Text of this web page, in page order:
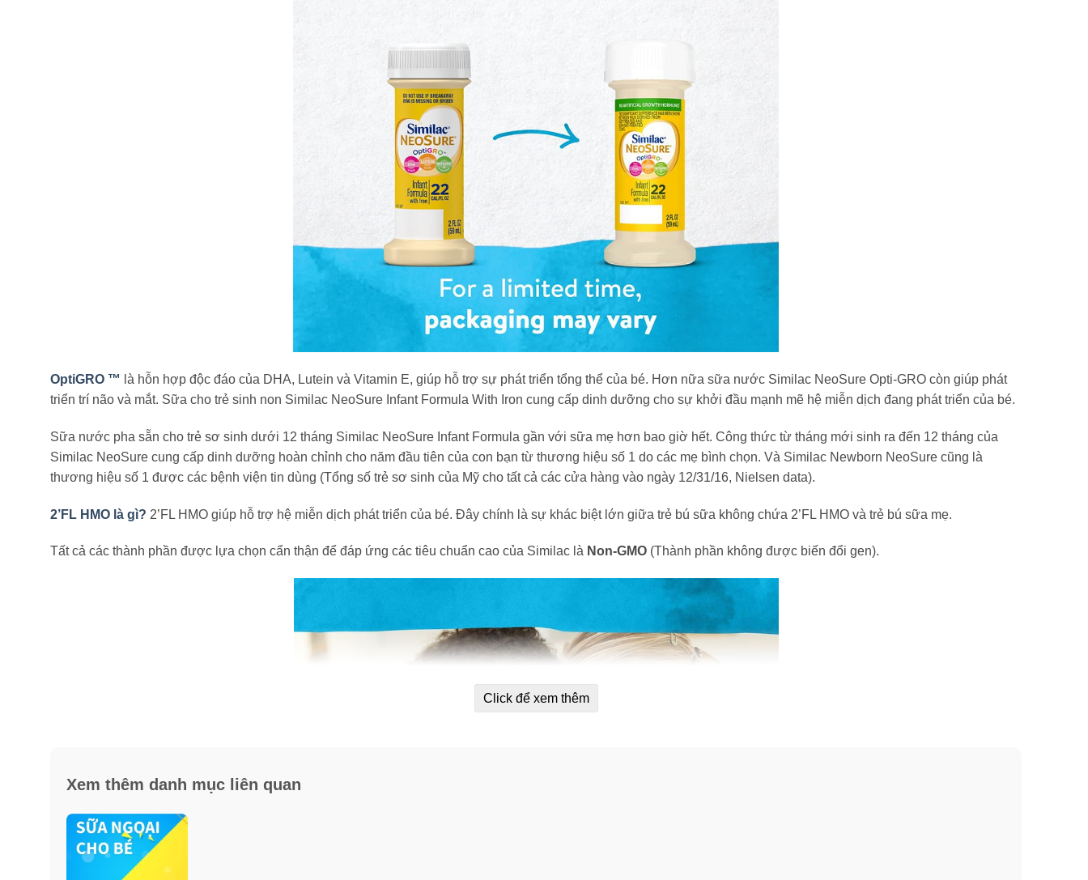
OptiGRO ™ là hỗn hợp độc đáo của DHA, Lutein và Vitamin E, giúp hỗ trợ sự phát triển tổng thể của bé. Hơn nữa sữa nước Similac NeoSure Opti-GRO còn giúp phát
triển trí não và mắt. Sữa cho trẻ sinh non Similac NeoSure Infant Formula With Iron cung cấp dinh dưỡng cho sự khởi đầu mạnh mẽ hệ miễn dịch đang phát triển của bé.
Sữa nước pha sẵn cho trẻ sơ sinh dưới 12 tháng Similac NeoSure Infant Formula gần với sữa mẹ hơn bao giờ hết. Công thức từ tháng mới sinh ra đến 12 tháng của
Similac NeoSure cung cấp dinh dưỡng hoàn chỉnh cho năm đầu tiên của con bạn từ thương hiệu số 1 do các mẹ bình chọn. Và Similac Newborn NeoSure cũng là
thương hiệu số 1 được các bệnh viện tin dùng (Tổng số trẻ sơ sinh của Mỹ cho tất cả các cửa hàng vào ngày 12/31/16, Nielsen data).
2’FL HMO là gì? 2’FL HMO giúp hỗ trợ hệ miễn dịch phát triển của bé. Đây chính là sự khác biệt lớn giữa trẻ bú sữa không chứa 2’FL HMO và trẻ bú sữa mẹ.
Tất cả các thành phần được lựa chọn cẩn thận để đáp ứng các tiêu chuẩn cao của Similac là Non-GMO (Thành phần không được biến đổi gen).
Click để xem thêm
Xem thêm danh mục liên quan